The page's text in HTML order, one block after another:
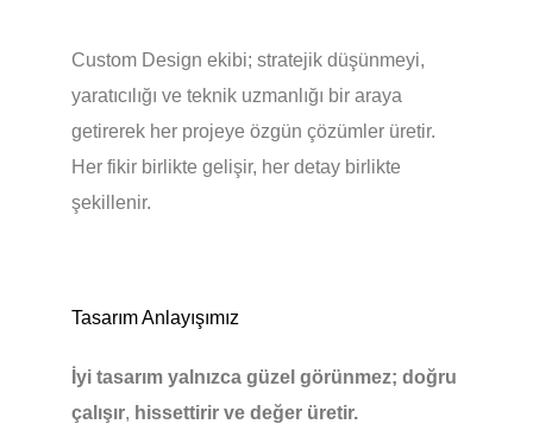
Custom Design ekibi; stratejik düşünmeyi,
yaratıcılığı ve teknik uzmanlığı bir araya
getirerek her projeye özgün çözümler üretir.
Her fikir birlikte gelişir, her detay birlikte
şekillenir.
Tasarım Anlayışımız
İyi tasarım yalnızca güzel görünmez; doğru
çalışır, hissettirir ve değer üretir.